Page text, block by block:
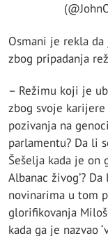
Osmani je rekla
zbog pripadanja
– Režimu koji je
zbog svoje
pozivanja na
parlamentu? Da li
Šešelja kada je on
Albanac živog’?
novinarima u tom
glorifikovanja
kada ga je nazvao